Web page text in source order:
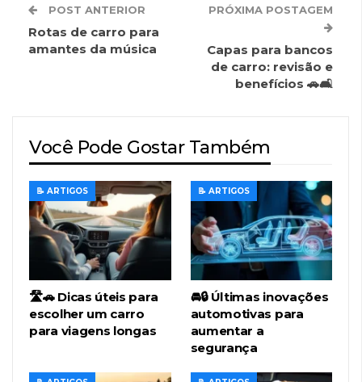
POST ANTERIOR
Rotas de carro para
amantes da música
PRÓXIMA POSTAGEM
Capas para bancos
de carro: revisão e
benefícios 🚗🛋️
Você Pode Gostar Também
📝 ARTIGOS
🛣️🚗 Dicas úteis para
escolher um carro
para viagens longas
📝 ARTIGOS
🚘🔒 Últimas inovações
automotivas para
aumentar a
segurança